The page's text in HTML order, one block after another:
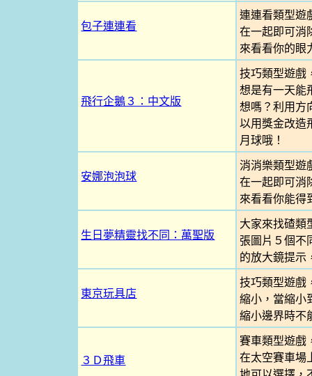
包子連連看
連連看類型遊
在一起即可消
來看看你的眼
飛行企鵝３：中文版
技巧類型遊戲
想是有一天能
想嗎？利用方
以用獎金改造
月球哦！
安娜泡泡球
消消樂類型遊
在一起即可消
來看看你能得
生日夢精靈找不同：萬聖版
大家來找碴類
張圖片５個不
的放大鏡提示
東京玩具店
技巧類型遊戲
縮小，當縮小
縮小邊界時不
３Ｄ飛車
賽車類型遊戲
在太空賽車場